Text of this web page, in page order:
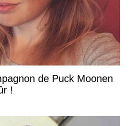
de Puck Moonen
!